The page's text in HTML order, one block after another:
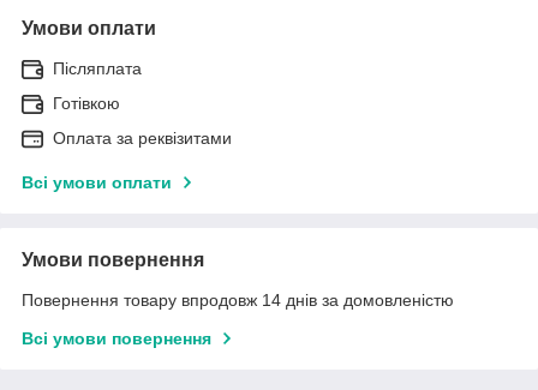
Умови оплати
Післяплата
Готівкою
Оплата за реквізитами
Всі умови оплати
Умови повернення
Повернення товару впродовж 14 днів за домовленістю
Всі умови повернення